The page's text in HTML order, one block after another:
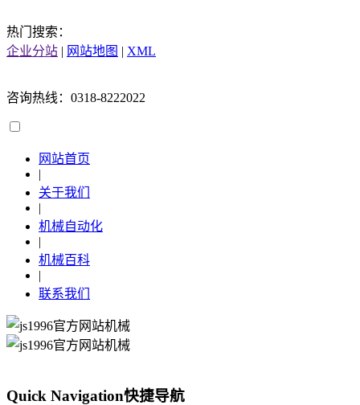
热门搜索：
企业分站 | 网站地图 | XML
咨询热线：0318-8222022
网站首页
|
关于我们
|
机械自动化
|
机械百科
|
联系我们
Quick Navigation快捷导航